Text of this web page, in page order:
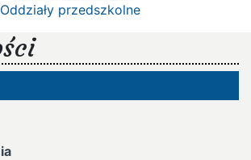
Oddziały przedszkolne